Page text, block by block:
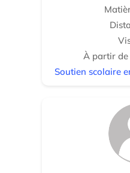
À partir de
Soutien scolaire